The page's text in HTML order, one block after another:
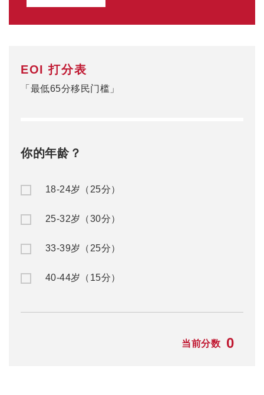
EOI 打分表
「最低65分移民门槛」
你的年龄？
18-24岁（25分）
25-32岁（30分）
33-39岁（25分）
40-44岁（15分）
当前分数 0